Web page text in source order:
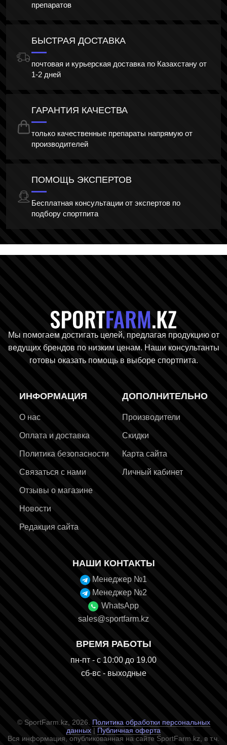
препаратов
БЫСТРАЯ ДОСТАВКА
почтовая и курьерская доставка по Казахстану от
1-2 дней
ГАРАНТИЯ КАЧЕСТВА
только качественные препараты напрямую от
производителей
ПОМОЩЬ ЭКСПЕРТОВ
Бесплатная консультации от экспертов по
подбору спортпита
Мы помогаем достигать целей, предлагая продукцию от
ведущих брендов по низким ценам. Наши консультанты
готовы оказать помощь в выборе спортпита.
ИНФОРМАЦИЯ
О нас
Оплата и доставка
Политика безопасности
Связаться с нами
Отзывы о магазине
Новости
Редакция сайта
ДОПОЛНИТЕЛЬНО
Производители
Скидки
Карта сайта
Личный кабинет
НАШИ КОНТАКТЫ
Менеджер №1
Менеджер №2
WhatsApp
sales@sportfarm.kz
ВРЕМЯ РАБОТЫ
пн-пт - с 10:00 до 19.00
сб-вс - выходные
© SportFarm.kz, 2026. Политика обработки персональных
данных | Публичная оферта
Вся информация, опубликованная на сайте SportFarm.kz, в т.ч.